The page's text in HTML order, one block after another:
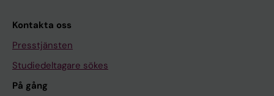
Kontakta oss
Presstjänsten
Studiedeltagare sökes
På gång